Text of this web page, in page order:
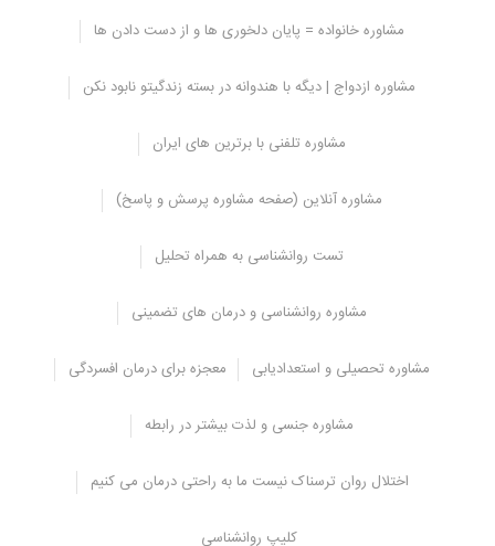
مشاوره خانواده = پایان دلخوری ها و از دست دادن ها
مشاوره ازدواج | دیگه با هندوانه در بسته زندگیتو نابود نکن
مشاوره تلفنی با برترین های ایران
مشاوره آنلاین (صفحه مشاوره پرسش و پاسخ)
تست روانشناسی به همراه تحلیل
مشاوره روانشناسی و درمان های تضمینی
مشاوره تحصیلی و استعدادیابی معجزه برای درمان افسردگی
مشاوره جنسی و لذت بیشتر در رابطه
اختلال روان ترسناک نیست ما به راحتی درمان می کنیم
کلیپ روانشناسی
علائم غم و اندوه پیچیده
از علائم و نشانه های غم و اندوه پیچیده می توان به موارد زیر اشاره نمود:
اشتیاق زیادی به دیدن فرد از دست رفته دارند به طوری که با افکار
با بیماری های روان تنی، مشکلات جسمی و اختلالات افسردگی رو برو
مرگ فرد را انکار می کنند و زنده بودن آن شخص را متصور می شوند و
بد رفتاری، خشم زیاد و حتی خودکشی
تحمل مرگ عزیزان، تفاوت بین غم و افسردگی
از نظر روان شناسی، غم و اندوه با افسردگی علائم اشتراکی بسیار زیادی
و همین مسئله تشخیص این دو را از یکدیگر سخت می کند. احساس
غم از احساس های مختلفی تشکیل شده است و نسبت به افسردگی ثبات
زمانی که درگیر غم و از دست دادن عزیزی می شوید ممکن است لحظه ای
بیهودگی، گناه عمیق و ناامیدی در شما به وجود می آید و این احساسات